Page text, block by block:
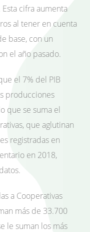
cifra aumenta
al tener en cuenta
base, con un
el año pasado.
el 7% del PIB
producciones
que se suma el
que aglutinan
registradas en
en 2018,
a Cooperativas
más de 33.700
le suman los más